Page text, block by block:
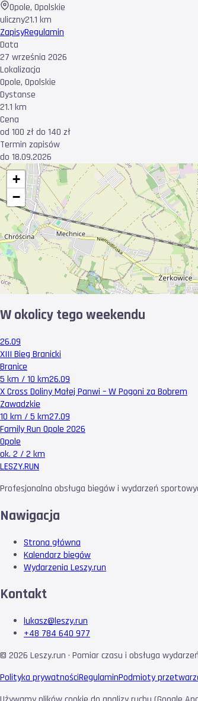
Opole, Opolskie
uliczny21.1 km
ZapisyRegulamin
Data
27 września 2026
Lokalizacja
Opole, Opolskie
Dystanse
21.1 km
Cena
od 100 zł do 140 zł
Termin zapisów
do 18.09.2026
+
−
W okolicy tego weekendu
26.09
XIII Bieg Branicki
Branice
5 km / 10 km26.09
X Cross Doliny Małej Panwi – W Pogoni za Bobrem
Zawadzkie
10 km / 5 km27.09
Family Run Opole 2026
Opole
ok. 2 / 2 km
LESZY.RUN
Profesjonalna obsługa biegów i wydarzeń
Nawigacja
Strona główna
Kalendarz biegów
Wydarzenia Leszy.run
Kontakt
lukasz@leszy.run
+48 784 640 977
© 2026 Leszy.run · Pomiar czasu i obsługa
Polityka prywatnościRegulaminPodmioty